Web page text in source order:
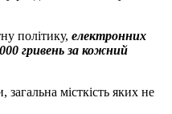
політику, електронних
гривень за кожний
місткість яких не